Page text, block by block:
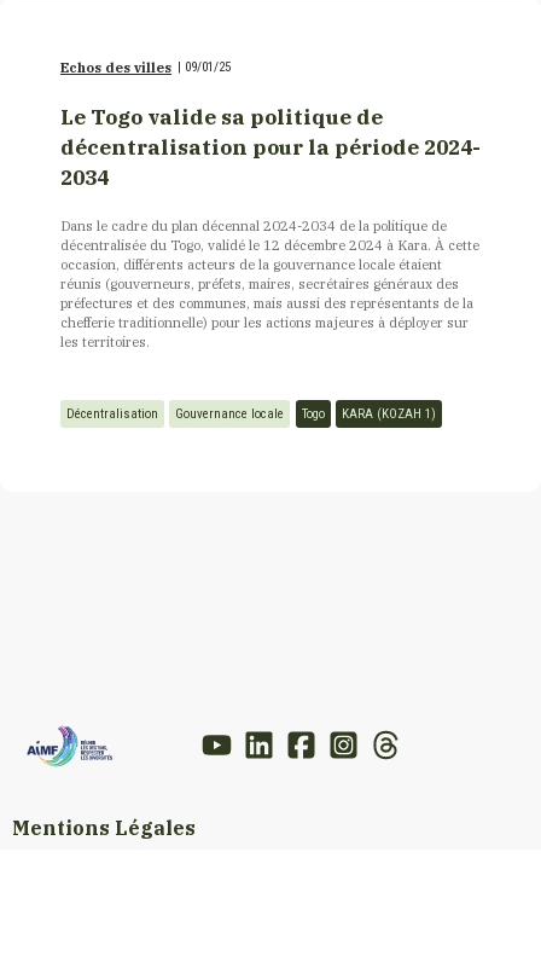
Echos des villes | 09/01/25
Le Togo valide sa politique de
décentralisation pour la période 2024-
2034
Dans le cadre du plan décennal 2024-2034 de la politique de
décentralisée du Togo, validé le 12 décembre 2024 à Kara. À cette
occasion, différents acteurs de la gouvernance locale étaient
réunis (gouverneurs, préfets, maires, secrétaires généraux des
préfectures et des communes, mais aussi des représentants de la
chefferie traditionnelle) pour les actions majeures à déployer sur
les territoires.
Décentralisation Gouvernance locale Togo KARA (KOZAH 1)
Mentions Légales